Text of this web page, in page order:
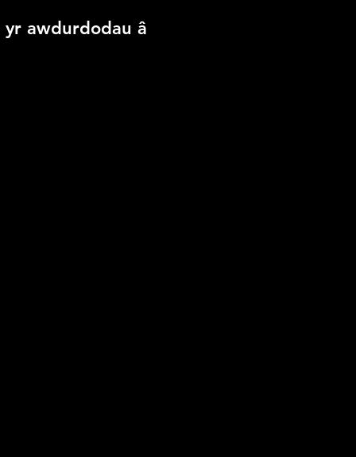
awdurdodau â